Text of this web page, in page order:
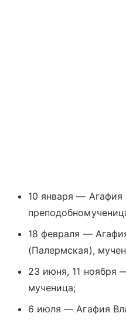
10 января —
18 февраля —
(Палермская),
23 июня, 11 ноября
мученица;
6 июля — Агафия